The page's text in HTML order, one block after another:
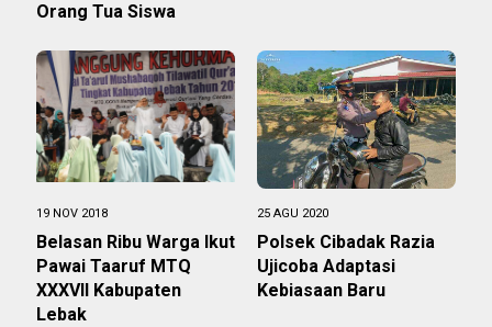
Orang Tua Siswa
19 NOV 2018
Belasan Ribu Warga Ikut
Pawai Taaruf MTQ
XXXVII Kabupaten
Lebak
25 AGU 2020
Polsek Cibadak Razia
Ujicoba Adaptasi
Kebiasaan Baru